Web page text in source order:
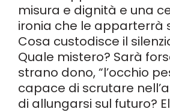
misura e dignità e una
ironia che le apparterrà
Cosa custodisce il
Quale mistero? Sarà
strano dono, “l’occhio
capace di scrutare
di allungarsi sul futuro?